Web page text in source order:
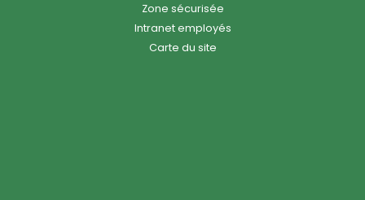
Zone sécurisée
Intranet employés
Carte du site